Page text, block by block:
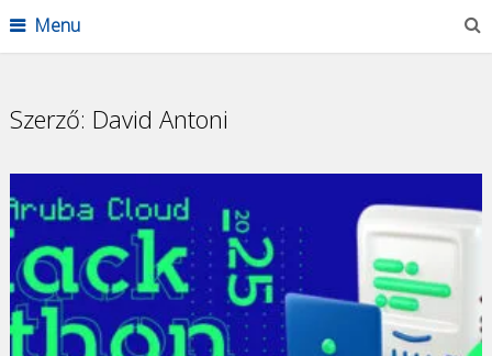
Menu
Szerző: David Antoni